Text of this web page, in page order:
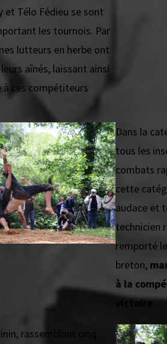
et Télo Fédieu se sont
les tournois. Par
lutteurs en herbe ont
aînés, laissant ainsi
à ces compétiteurs
Dans la
tous les
combats
cette
audace et
technicien
remporté
breton,
à la
victoire.
rassemblant cinq